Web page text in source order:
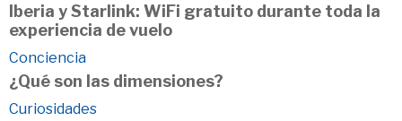
Iberia y Starlink: WiFi gratuito durante toda la
experiencia de vuelo
Conciencia
¿Qué son las dimensiones?
Curiosidades